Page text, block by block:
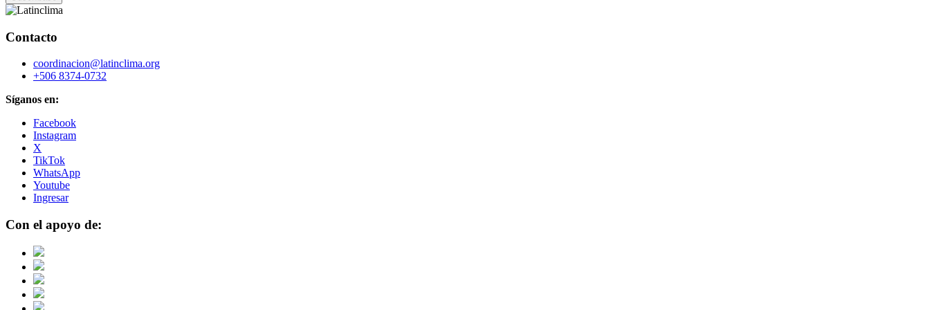
Contacto
coordinacion@latinclima.org
+506 8374-0732
Síganos en:
Facebook
Instagram
X
TikTok
WhatsApp
Youtube
Ingresar
Con el apoyo de: